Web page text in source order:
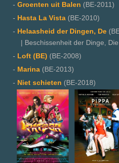
- Groenten uit Balen (BE-2011)
- Hasta La Vista (BE-2010)
- Helaasheid der Dingen, De
| Beschissenheit der Dinge,
- Loft (BE) (BE-2008)
- Marina (BE-2013)
- Niet schieten (BE-2018)